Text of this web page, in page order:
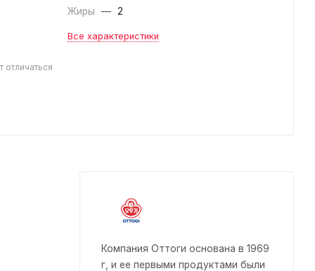
Жиры
— 2
Все характеристики
Компания Оттоги основана в 1969
г, и ее первыми продуктами были